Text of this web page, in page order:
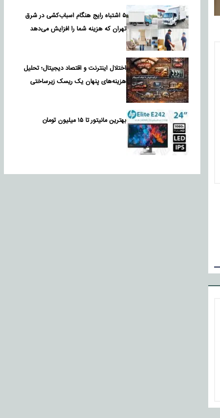
۵ اشتباه رایج هنگام اسباب‌کشی در شرق
تهران که هزینه شما را افزایش می‌دهد
اختلال اینترنت و اقتصاد دیجیتال؛ تحلیل
هزینه‌های پنهان یک ریسک زیرساختی
بهترین مانیتور تا ۱۵ میلیون تومان